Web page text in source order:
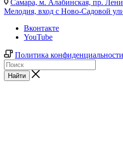
Самара, м. Алабинская, пр.
Мелодия, вход с Ново-Садовой
Вконтакте
YouTube
Политика конфиденциальности
Найти